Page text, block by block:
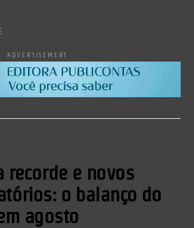
ADVERTISEMENT
recorde e novos
o balanço do
agosto